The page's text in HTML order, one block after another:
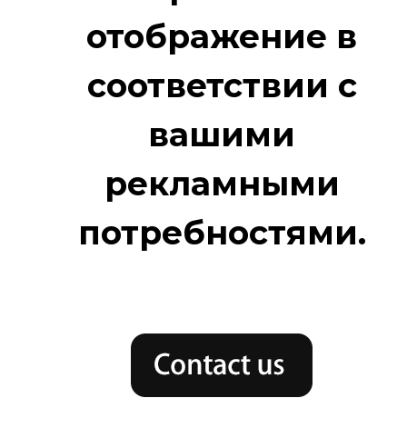
отображение в
соответствии с
вашими
рекламными
потребностями.